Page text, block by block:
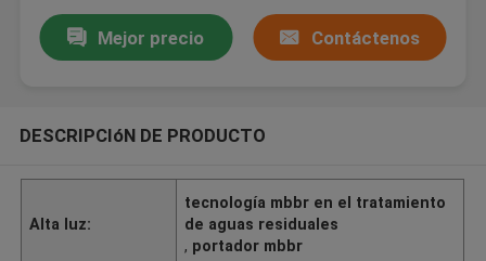
Mejor precio Contáctenos
DESCRIPCIóN DE PRODUCTO
Alta luz:
tecnología mbbr en el tratamiento
de aguas residuales
, portador mbbr